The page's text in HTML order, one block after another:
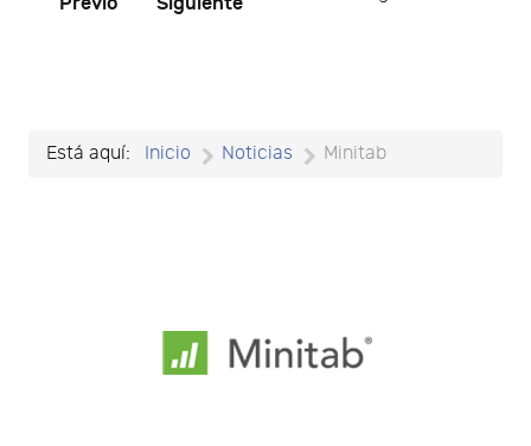
Está aquí: Inicio Noticias Minitab